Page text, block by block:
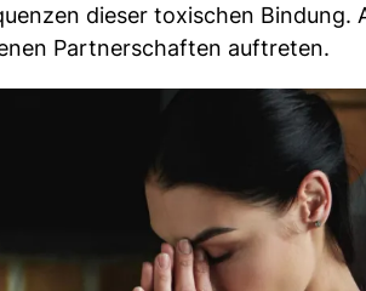
dieser toxischen
Partnerschaften auftreten.